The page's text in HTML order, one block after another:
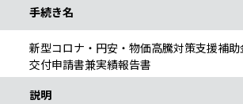
手続き名
新型コロナ・円安・物価高騰対策支援補助
交付申請書兼実績報告書
説明